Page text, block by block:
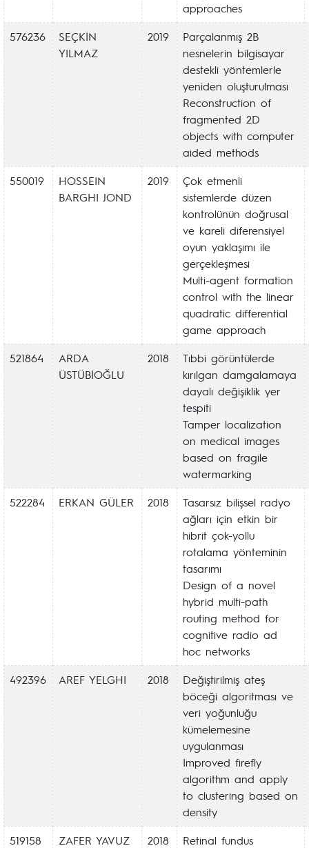
approaches
576236
SEÇKİN
YILMAZ
2019
Parçalanmış 2B
nesnelerin bilgisayar
destekli yöntemlerle
yeniden oluşturulması
Reconstruction of
fragmented 2D
objects with computer
aided methods
550019
HOSSEIN
BARGHI JOND
2019
Çok etmenli
sistemlerde düzen
kontrolünün doğrusal
ve kareli diferensiyel
oyun yaklaşımı ile
gerçekleşmesi
Multi-agent formation
control with the linear
quadratic differential
game approach
521864
ARDA
ÜSTÜBİOĞLU
2018
Tıbbi görüntülerde
kırılgan damgalamaya
dayalı değişiklik yer
tespiti
Tamper localization
on medical images
based on fragile
watermarking
522284
ERKAN GÜLER 2018
Tasarsız bilişsel radyo
ağları için etkin bir
hibrit çok-yollu
rotalama yönteminin
tasarımı
Design of a novel
hybrid multi-path
routing method for
cognitive radio ad
hoc networks
492396
AREF YELGHI 2018
Değiştirilmiş ateş
böceği algoritması ve
veri yoğunluğu
kümelemesine
uygulanması
Improved firefly
algorithm and apply
to clustering based on
density
519158
ZAFER YAVUZ 2018 Retinal fundus